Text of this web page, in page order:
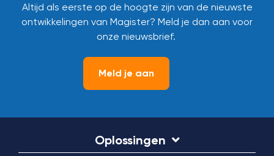
Altijd als eerste op de hoogte zijn van de nieuwste
ontwikkelingen van Magister? Meld je dan aan voor
onze nieuwsbrief.
Meld je aan
Oplossingen